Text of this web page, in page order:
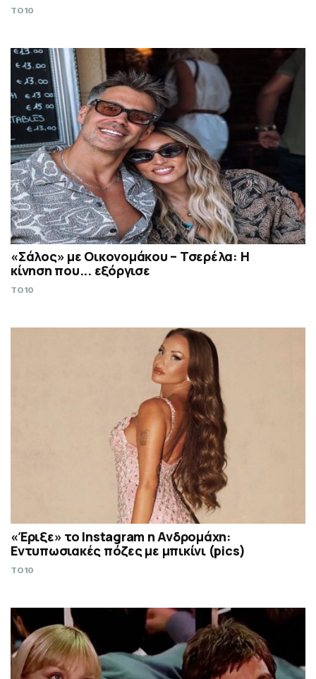
TO10
«Σάλος» με Οικονομάκου – Τσερέλα: Η
κίνηση που... εξόργισε
TO10
«Έριξε» το Instagram η Ανδρομάχη:
Εντυπωσιακές πόζες με μπικίνι (pics)
TO10